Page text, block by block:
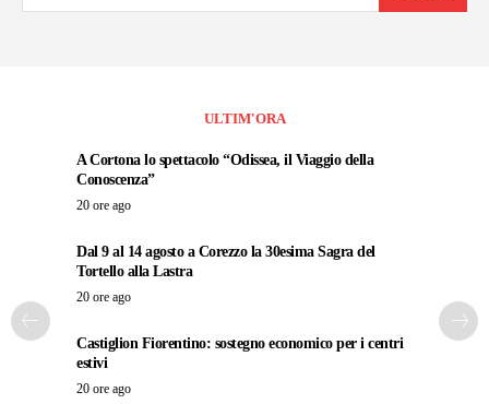
ULTIM'ORA
A Cortona lo spettacolo “Odissea, il Viaggio della
Conoscenza”
20 ore ago
Dal 9 al 14 agosto a Corezzo la 30esima Sagra del
Tortello alla Lastra
20 ore ago
Castiglion Fiorentino: sostegno economico per i centri
estivi
20 ore ago